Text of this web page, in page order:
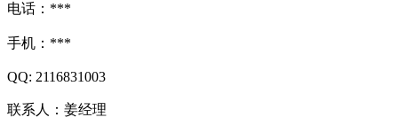
电话：***
手机：***
QQ: 2116831003
联系人：姜经理